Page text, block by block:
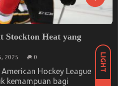
Stockton Heat yang
2025 0
Hockey League
kemampuan bagi
LIGHT